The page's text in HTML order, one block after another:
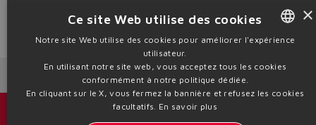
Source: NW25-150
×
Ce site Web utilise des cookies
Notre site Web utilise des cookies pour améliorer l'expérience
utilisateur.
En utilisant notre site web, vous acceptez tous les cookies
conformément à notre politique dédiée.
En cliquant sur le X, vous fermez la bannière et refusez les cookies
facultatifs. En savoir plus